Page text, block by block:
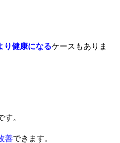
り健康になるケースもありま
す。
善できます。